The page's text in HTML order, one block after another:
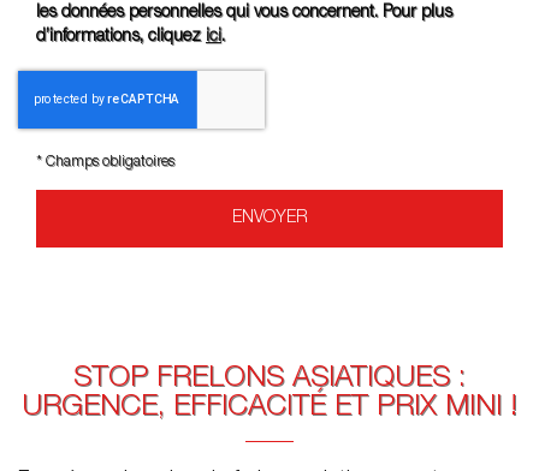
les données personnelles qui vous concernent. Pour plus
d’informations, cliquez ici.
*Champs obligatoires
STOP FRELONS ASIATIQUES :
URGENCE, EFFICACITÉ ET PRIX MINI !